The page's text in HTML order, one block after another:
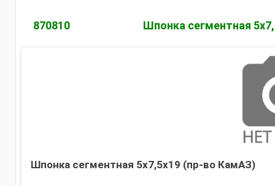
870810 Шпонка сегментная
Шпонка сегментная 5х7,5х19 (пр-во КамАЗ)